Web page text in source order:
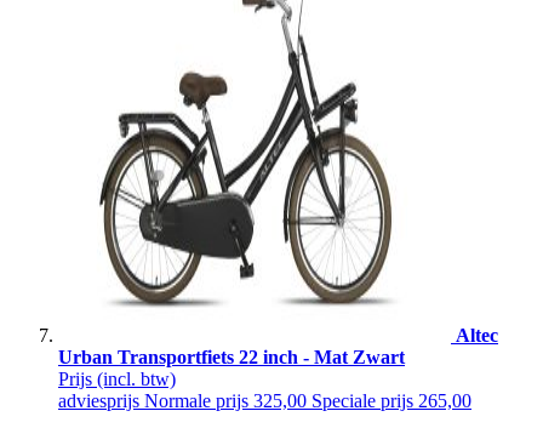
Altec
Urban Transportfiets 22 inch - Mat Zwart
Prijs (incl. btw)
adviesprijs Normale prijs 325,00 Speciale prijs 265,00